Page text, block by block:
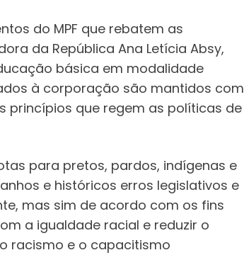
do MPF que rebatem as
da República Ana Letícia Absy,
básica em modalidade
à corporação são mantidos com
princípios que regem as políticas de
para pretos, pardos, indígenas e
e históricos erros legislativos e
mas sim de acordo com os fins
a igualdade racial e reduzir o
racismo e o capacitismo